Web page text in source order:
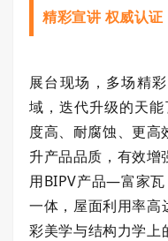
精彩宣讲 权威认证
展台现场，多场精
域，迭代升级的天能
度高、耐腐蚀、更高
升产品品质，有效增
用BIPV产品—富家瓦
一体，屋面利用率高
彩美学与结构力学上